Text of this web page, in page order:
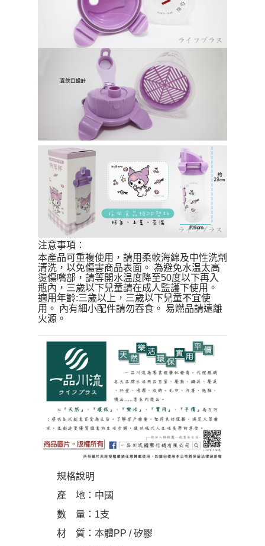
注意事項：
本產品可重複使用，請用柔軟海綿及中性洗劑
清洗，以免傷害商品表面。 為避免水温太高
燙傷嘴部，請等開水温度降至50度以下再入
瓶內，三歲以下兒童請在成人監護下使用。
適用年齡:三歲以上，三歲以下兒童不宜使
用。 內有細小配件請勿吞食。 易燃品請遠離
火源。
規格說明
產 地：中國
數 量：1支
材 質：本體PP / 矽膠